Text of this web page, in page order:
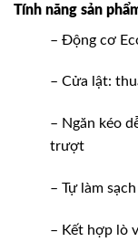
Tính năng sản
– Động cơ
– Cửa lật:
– Ngăn kéo
trượt
– Tự làm
– Kết hợp lò